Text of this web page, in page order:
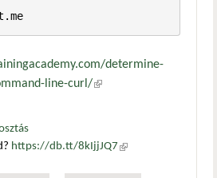
wget -qO- ident.me
determine-
line-curl/(külső hivatkozás)
https://db.tt/8kIjjJQ7 (külső